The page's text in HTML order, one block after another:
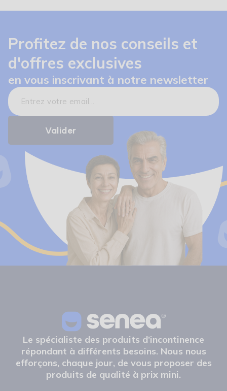
Profitez de nos conseils et
d'offres exclusives
en vous inscrivant à notre newsletter
Le spécialiste des produits d’incontinence
répondant à différents besoins. Nous nous
efforçons, chaque jour, de vous proposer des
produits de qualité à prix mini.